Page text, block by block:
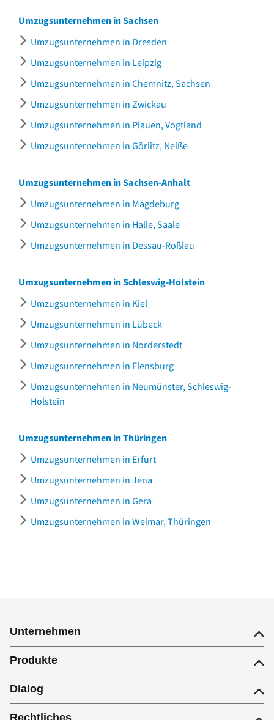
Umzugsunternehmen in Sachsen
Umzugsunternehmen in Dresden
Umzugsunternehmen in Leipzig
Umzugsunternehmen in Chemnitz, Sachsen
Umzugsunternehmen in Zwickau
Umzugsunternehmen in Plauen, Vogtland
Umzugsunternehmen in Görlitz, Neiße
Umzugsunternehmen in Sachsen-Anhalt
Umzugsunternehmen in Magdeburg
Umzugsunternehmen in Halle, Saale
Umzugsunternehmen in Dessau-Roßlau
Umzugsunternehmen in Schleswig-Holstein
Umzugsunternehmen in Kiel
Umzugsunternehmen in Lübeck
Umzugsunternehmen in Norderstedt
Umzugsunternehmen in Flensburg
Umzugsunternehmen in Neumünster, Schleswig-
Holstein
Umzugsunternehmen in Thüringen
Umzugsunternehmen in Erfurt
Umzugsunternehmen in Jena
Umzugsunternehmen in Gera
Umzugsunternehmen in Weimar, Thüringen
Unternehmen
Produkte
Dialog
Rechtliches